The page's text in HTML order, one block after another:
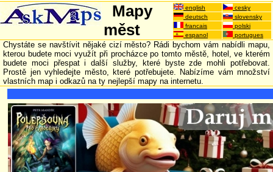
Mapy
měst
english
cesky
deutsch
slovensky
francais
polski
espanol
portugues
Chystáte se navštívit nějaké cizí město? Rádi bychom vám nabídli mapu,
kterou budete moci využít při procházce po tomto městě, hotel, ve kterém
budete moci přespat i další služby, které byste zde mohli potřebovat.
Prostě jen vyhledejte město, které potřebujete. Nabízíme vám množství
vlastních map i odkazů na ty nejlepší mapy na internetu.